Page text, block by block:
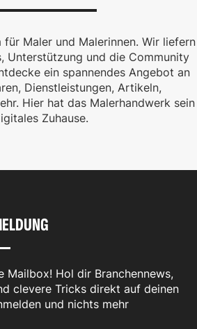
Maler und Malerinnen. Wir liefern
Unterstützung und die Community
ein spannendes Angebot an
Dienstleistungen, Artikeln,
Hier hat das Malerhandwerk sein
Zuhause.
Mailbox! Hol dir Branchennews,
clevere Tricks direkt auf deinen
und nichts mehr